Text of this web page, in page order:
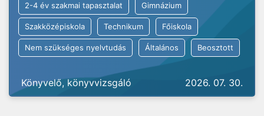
2-4 év szakmai tapasztalat Gimnázium
Szakközépiskola Technikum Főiskola
Nem szükséges nyelvtudás Általános Beosztott
Könyvelő, könyvvizsgáló 2026. 07. 30.